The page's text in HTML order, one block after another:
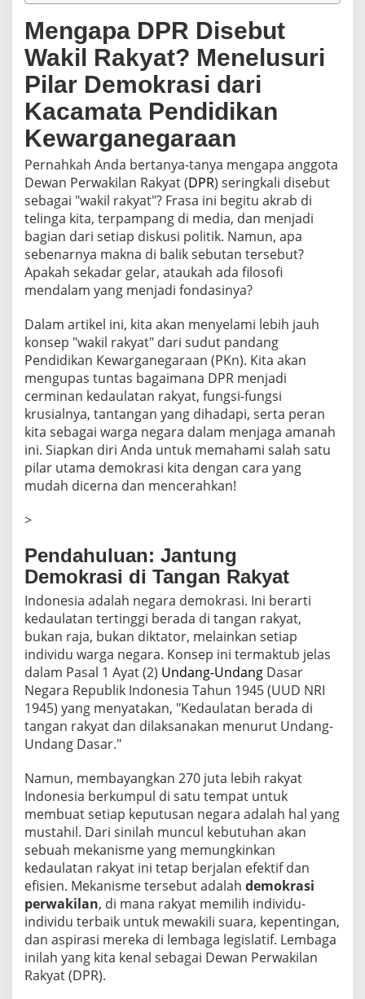
K
e
w
a
r
g
a
n
g
a
a
n
Mengapa DPR Disebut
Wakil Rakyat? Menelusuri
Pilar Demokrasi dari
Kacamata Pendidikan
Kewarganegaraan
Pernahkah Anda bertanya-tanya mengapa anggota
Dewan Perwakilan Rakyat (DPR) seringkali disebut
sebagai "wakil rakyat"? Frasa ini begitu akrab di
telinga kita, terpampang di media, dan menjadi
bagian dari setiap diskusi politik. Namun, apa
sebenarnya makna di balik sebutan tersebut?
Apakah sekadar gelar, ataukah ada filosofi
mendalam yang menjadi fondasinya?
Dalam artikel ini, kita akan menyelami lebih jauh
konsep "wakil rakyat" dari sudut pandang
Pendidikan Kewarganegaraan (PKn). Kita akan
mengupas tuntas bagaimana DPR menjadi
cerminan kedaulatan rakyat, fungsi-fungsi
krusialnya, tantangan yang dihadapi, serta peran
kita sebagai warga negara dalam menjaga amanah
ini. Siapkan diri Anda untuk memahami salah satu
pilar utama demokrasi kita dengan cara yang
mudah dicerna dan mencerahkan!
>
Pendahuluan: Jantung
Demokrasi di Tangan Rakyat
Indonesia adalah negara demokrasi. Ini berarti
kedaulatan tertinggi berada di tangan rakyat,
bukan raja, bukan diktator, melainkan setiap
individu warga negara. Konsep ini termaktub jelas
dalam Pasal 1 Ayat (2) Undang-Undang Dasar
Negara Republik Indonesia Tahun 1945 (UUD NRI
1945) yang menyatakan, "Kedaulatan berada di
tangan rakyat dan dilaksanakan menurut Undang-
Undang Dasar."
Namun, membayangkan 270 juta lebih rakyat
Indonesia berkumpul di satu tempat untuk
membuat setiap keputusan negara adalah hal yang
mustahil. Dari sinilah muncul kebutuhan akan
sebuah mekanisme yang memungkinkan
kedaulatan rakyat ini tetap berjalan efektif dan
efisien. Mekanisme tersebut adalah demokrasi
perwakilan, di mana rakyat memilih individu-
individu terbaik untuk mewakili suara, kepentingan,
dan aspirasi mereka di lembaga legislatif. Lembaga
inilah yang kita kenal sebagai Dewan Perwakilan
Rakyat (DPR).